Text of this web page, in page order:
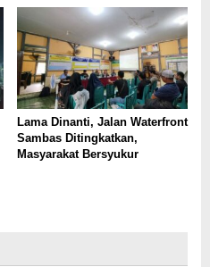
Lama Dinanti, Jalan Waterfront
Sambas Ditingkatkan,
Masyarakat Bersyukur